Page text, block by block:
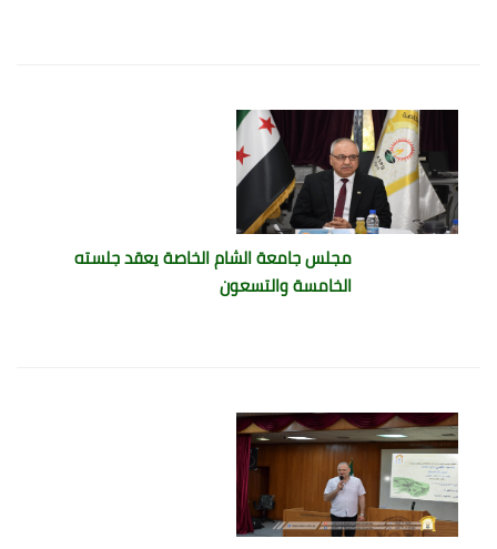
مجلس جامعة الشام الخاصة يعقد جلسته
الخامسة والتسعون